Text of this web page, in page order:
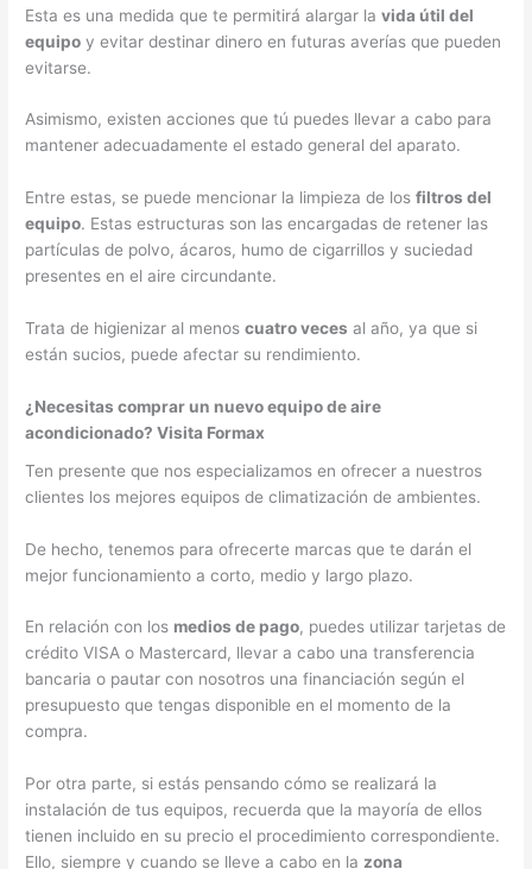
Esta es una medida que te permitirá alargar lavida útil del
equipo y evitar destinar dinero en futuras averías que pueden
evitarse.
Asimismo, existen acciones que tú puedes llevar a cabo para
mantener adecuadamente el estado general del aparato.
Entre estas, se puede mencionar la limpieza de losfiltros del
equipo. Estas estructuras son las encargadas de retener las
partículas de polvo, ácaros, humo de cigarrillos y suciedad
presentes en el aire circundante.
Trata de higienizar al menoscuatro veces al año, ya que si
están sucios, puede afectar su rendimiento.
¿Necesitas comprar un nuevo equipo de aire
acondicionado? Visita Formax
Ten presente que nos especializamos en ofrecer a nuestros
clientes los mejores equipos de climatización de ambientes.
De hecho, tenemos para ofrecerte marcas que te darán el
mejor funcionamiento a corto, medio y largo plazo.
En relación con los medios de pago, puedes utilizar tarjetas de
crédito VISA o Mastercard, llevar a cabo una transferencia
bancaria o pautar con nosotros una financiación según el
presupuesto que tengas disponible en el momento de la
compra.
Por otra parte, si estás pensando cómo se realizará la
instalación de tus equipos, recuerda que la mayoría de ellos
tienen incluido en su precio el procedimiento correspondiente.
Ello, siempre y cuando se lleve a cabo en lazona